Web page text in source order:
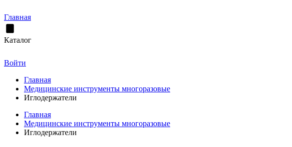
Главная
Каталог
Войти
Главная
Медицинские инструменты многоразовые
Иглодержатели
Главная
Медицинские инструменты многоразовые
Иглодержатели